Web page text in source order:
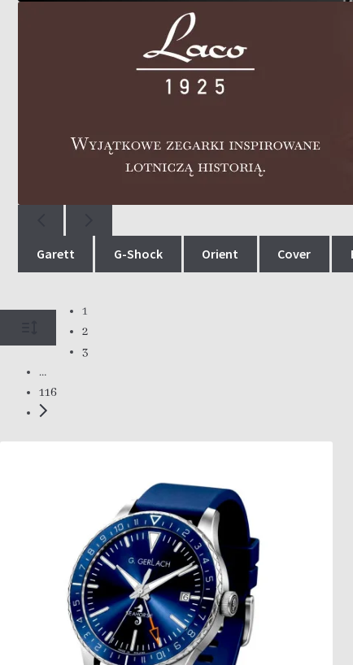
Garett G-Shock Orient Cover
1
2
3
…
116